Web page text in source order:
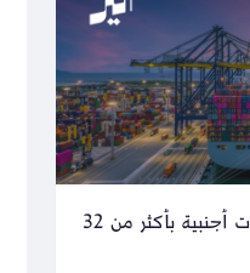
سلطنة عمان تجذب استثمارات أجنبية بأكثر من 32